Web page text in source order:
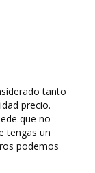
tanto
precio.
que no
tengas un
podemos